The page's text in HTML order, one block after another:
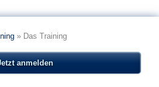
» Das Training
anmelden